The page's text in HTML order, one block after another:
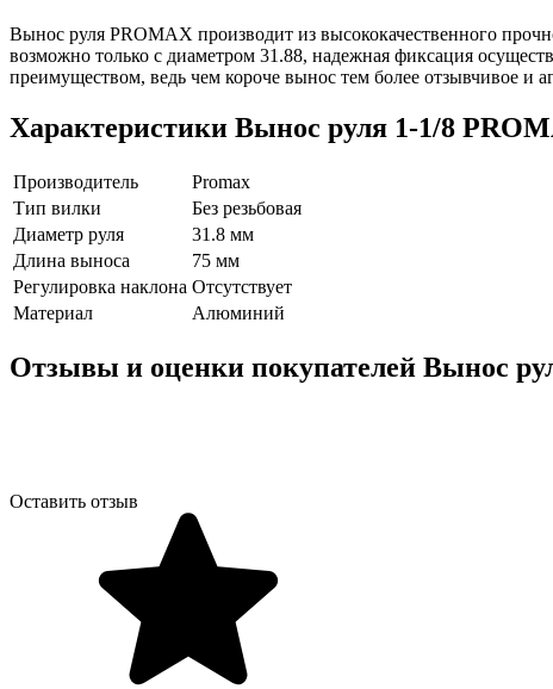
Вынос руля PROMAX производит из высококачественного
возможно только с диаметром 31.88, надежная фиксация
преимуществом, ведь чем короче вынос тем более отзывчивое и
Характеристики Вынос руля 1-1/8
Производитель
Promax
Тип вилки
Без резьбовая
Диаметр руля
31.8 мм
Длина выноса
75 мм
Регулировка наклона Отсутствует
Материал
Алюминий
Отзывы и оценки покупателей Вынос
Оставить отзыв